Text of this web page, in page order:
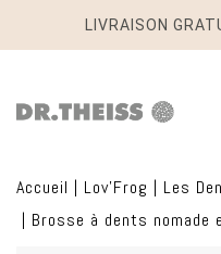
LIVRAISON
Accueil | Lov'Frog | Les
| Brosse à dents nomade